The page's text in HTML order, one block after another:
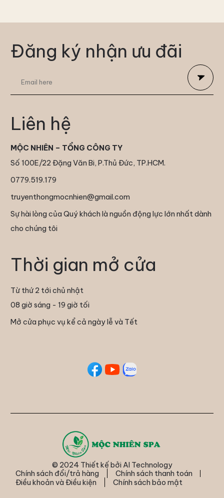
Đăng ký nhận ưu đãi
Liên hệ
MỘC NHIÊN – TỔNG CÔNG TY
Số 100E/22 Đặng Văn Bi, P.Thủ Đức, TP.HCM.
0779.519.179
truyenthongmocnhien@gmail.com
Sự hài lòng của Quý khách là nguồn động lực lớn nhất dành
cho chúng tôi
Thời gian mở cửa
Từ thứ 2 tới chủ nhật
08 giờ sáng - 19 giờ tối
Mở cửa phục vụ kể cả ngày lễ và Tết
© 2024 Thiết kế bởi AI Technology
Chính sách đổi/trả hàng
Chính sách thanh toán
Điều khoản và Điều kiện
Chính sách bảo mật